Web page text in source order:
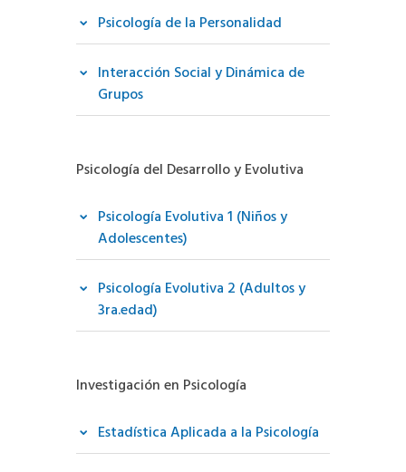
Psicología de la Personalidad
Interacción Social y Dinámica de
Grupos
Psicología del Desarrollo y Evolutiva
Psicología Evolutiva 1 (Niños y
Adolescentes)
Psicología Evolutiva 2 (Adultos y
3ra.edad)
Investigación en Psicología
Estadística Aplicada a la Psicología